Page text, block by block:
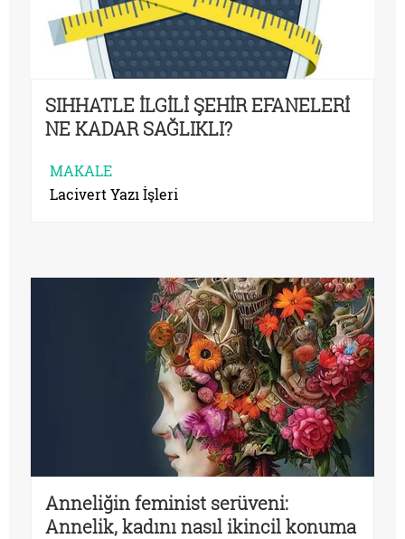
SIHHATLE İLGİLİ ŞEHİR EFANELERİ
NE KADAR SAĞLIKLI?
MAKALE
Lacivert Yazı İşleri
Anneliğin feminist serüveni:
Annelik, kadını nasıl ikincil konuma